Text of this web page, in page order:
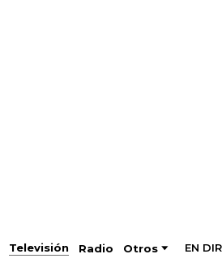
Televisión Radio Otros EN